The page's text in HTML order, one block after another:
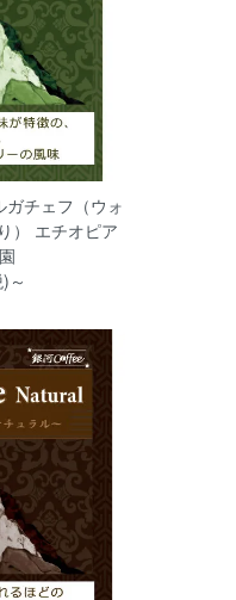
チェフ（ウォ
） エチオピア
～